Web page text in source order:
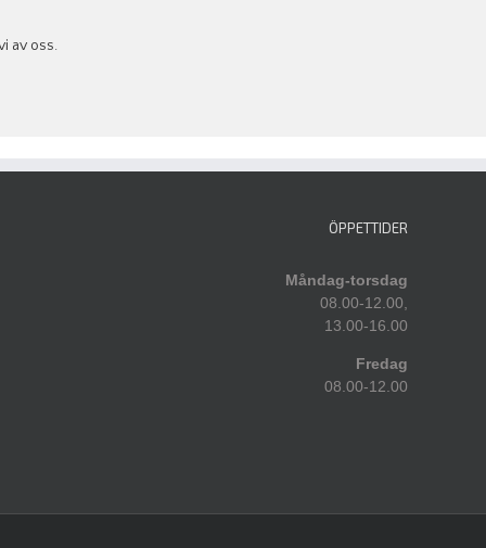
av oss.
ÖPPETTIDER
Måndag-torsdag
08.00-12.00,
13.00-16.00
Fredag
08.00-12.00